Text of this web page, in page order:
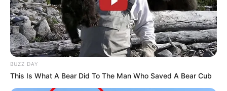
BUZZ DAY
This Is What A Bear Did To The Man Who Saved A Bear Cub